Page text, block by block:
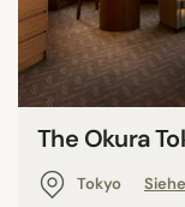
The Okura
Tokyo